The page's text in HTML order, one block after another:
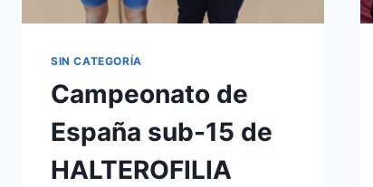
SIN CATEGORÍA
Campeonato de
España sub-15 de
HALTEROFILIA